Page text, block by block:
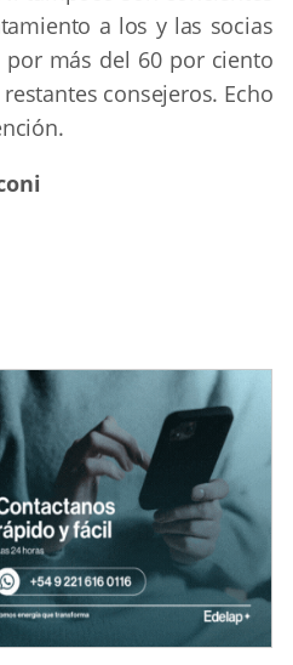
a los y las socias
más del 60 por ciento
consejeros. Echo